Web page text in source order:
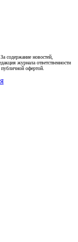
содержание новостей,
журнала ответственности
офертой.